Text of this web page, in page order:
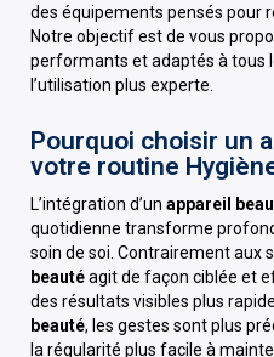
des équipements pensés pour
Notre objectif est de vous
performants et adaptés à tous
l’utilisation plus experte.
Pourquoi choisir un
votre routine
L’intégration d’un appareil
quotidienne transforme
soin de soi. Contrairement aux
beautéagit de façon ciblée et
des résultats visibles plus
beauté, les gestes sont plus
la régularité plus facile à